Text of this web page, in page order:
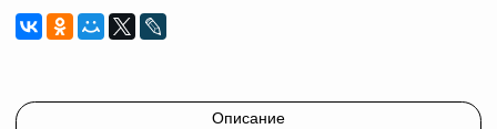
Описание